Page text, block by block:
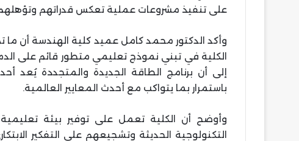
على تنفيذ مشروعات عملية تعكس قدراتهم وتؤهلهم
وأكد الدكتور محمد كامل عميد كلية الهندسة أن
الكلية في تبني نموذج تعليمي متطور قائم على
إلى أن برنامج الطاقة الجديدة والمتجددة يُعد
باستمرار بما يتواكب مع أحدث المعايير العالمية.
وأوضح أن الكلية تعمل على توفير بيئة
التكنولوجية الحديثة وتشجيعهم على التفكير